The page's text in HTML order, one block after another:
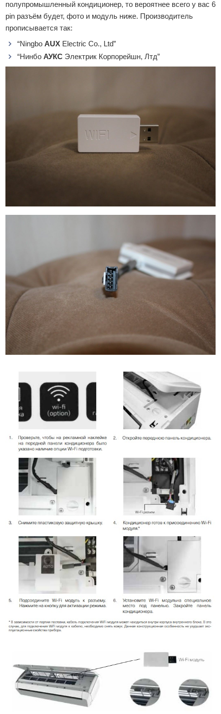
полупромышленный кондиционер, то вероятнее всего у вас 6
pin разъём будет, фото и модуль ниже. Производитель
прописывается так:
“Ningbo AUX Electric Co., Ltd”
“Нинбо АУКС Электрик Корпорейшн, Лтд”